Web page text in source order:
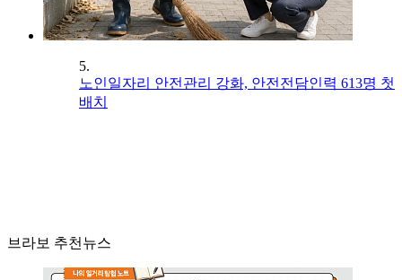
5.
노인일자리 안전관리 강화, 안전전담인력 613명 첫
배치
브라보 추천뉴스